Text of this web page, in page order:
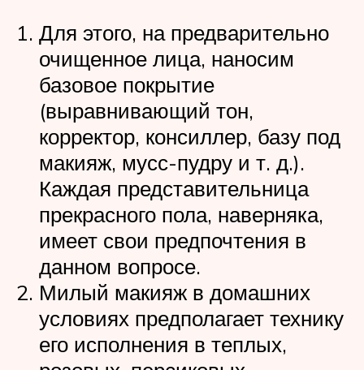
Для этого, на предварительно
очищенное лица, наносим
базовое покрытие
(выравнивающий тон,
корректор, консиллер, базу под
макияж, мусс-пудру и т. д.).
Каждая представительница
прекрасного пола, наверняка,
имеет свои предпочтения в
данном вопросе.
Милый макияж в домашних
условиях предполагает технику
его исполнения в теплых,